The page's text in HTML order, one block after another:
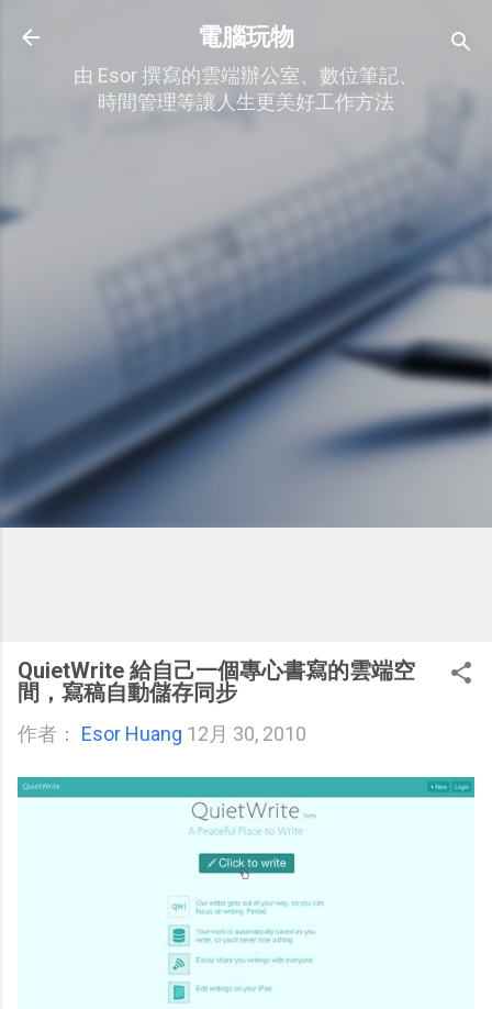
跳到主要內容
電腦玩物
由 Esor 撰寫的雲端辦公室、數位筆記、
時間管理等讓人生更美好工作方法
QuietWrite 給自己一個專心書寫的雲端空
間，寫稿自動儲存同步
作者： Esor Huang 12月 30, 2010